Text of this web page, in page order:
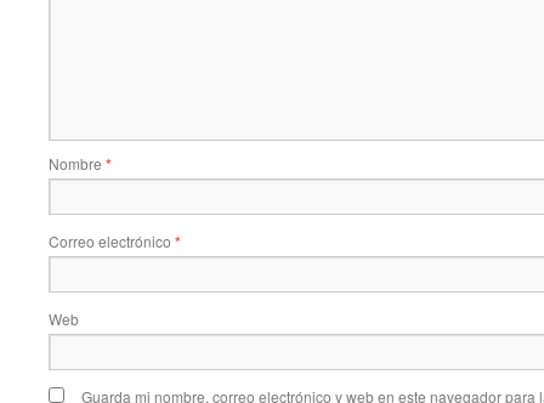
Nombre *
Correo electrónico *
Web
Guarda mi nombre, correo electrónico y web en este navegador para